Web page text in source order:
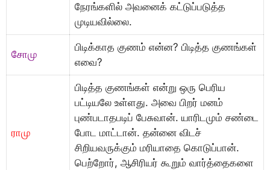
நேரங்களில் அவனைக் கட்டுப்படுத்த
முடியவில்லை.
சோமு
பிடிக்காத குணம் என்ன? பிடித்த குணங்கள்
எவை?
ராமு
பிடித்த குணங்கள் என்று ஒரு பெரிய
பட்டியலே உள்ளது. அவை பிறர் மனம்
புண்படாதபடிப் பேசுவான். யாரிடமும் சண்டை
போட மாட்டான். தன்னை விடச்
சிறியவருக்கும் மரியாதை கொடுப்பான்.
பெற்றோர், ஆசிரியர் கூறும் வார்த்தைகளை